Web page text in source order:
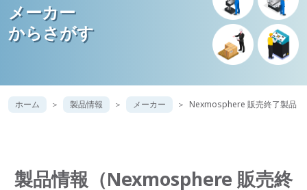
メーカー
からさがす
ホーム 製品情報 メーカー Nexmosphere 販売終了製品
製品情報（Nexmosphere 販売終